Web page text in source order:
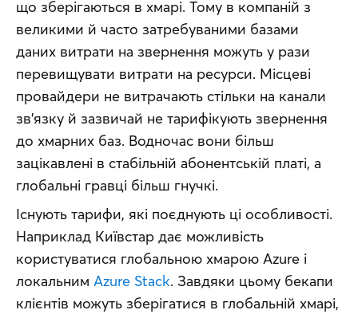
що зберігаються в хмарі. Тому в компаній з
великими й часто затребуваними базами
даних витрати на звернення можуть у рази
перевищувати витрати на ресурси. Місцеві
провайдери не витрачають стільки на канали
зв’язку й зазвичай не тарифікують звернення
до хмарних баз. Водночас вони більш
зацікавлені в стабільній абонентській платі, а
глобальні гравці більш гнучкі.
Існують тарифи, які поєднують ці особливості.
Наприклад Київстар дає можливість
користуватися глобальною хмарою Azure і
локальним Azure Stack. Завдяки цьому бекапи
клієнтів можуть зберігатися в глобальній хмарі,